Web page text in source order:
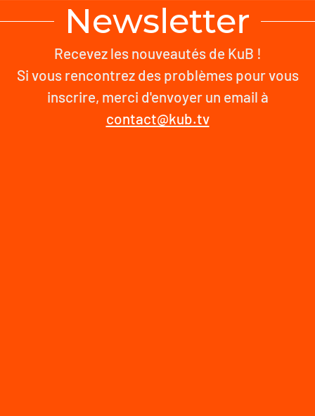
Newsletter
Recevez les nouveautés de KuB !
Si vous rencontrez des problèmes pour vous
inscrire, merci d'envoyer un email à
contact@kub.tv